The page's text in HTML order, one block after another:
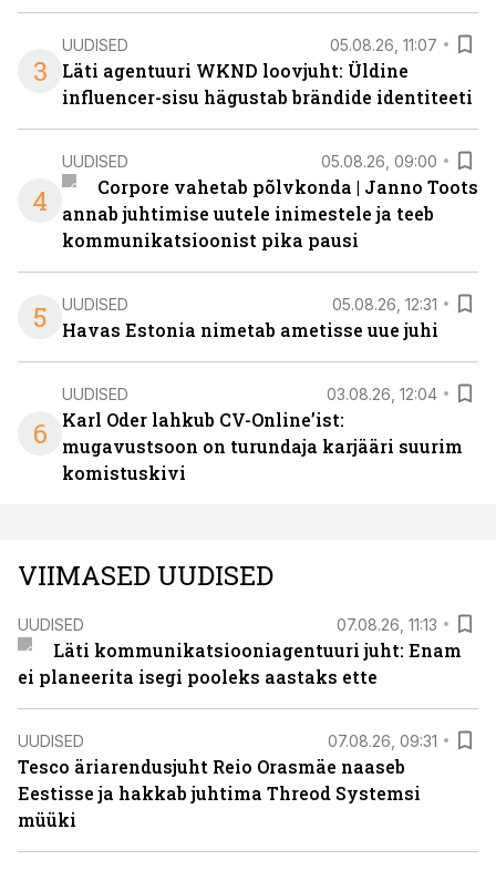
3
UUDISED 05.08.26, 11:07
Läti agentuuri WKND loovjuht: Üldine
influencer-sisu hägustab brändide identiteeti
4
UUDISED 05.08.26, 09:00
Corpore vahetab põlvkonda | Janno Toots
annab juhtimise uutele inimestele ja teeb
kommunikatsioonist pika pausi
5 UUDISED 05.08.26, 12:31
Havas Estonia nimetab ametisse uue juhi
6
UUDISED 03.08.26, 12:04
Karl Oder lahkub CV-Online’ist:
mugavustsoon on turundaja karjääri suurim
komistuskivi
VIIMASED UUDISED
UUDISED 07.08.26, 11:13
Läti kommunikatsiooniagentuuri juht: Enam
ei planeerita isegi pooleks aastaks ette
UUDISED 07.08.26, 09:31
Tesco äriarendusjuht Reio Orasmäe naaseb
Eestisse ja hakkab juhtima Threod Systemsi
müüki